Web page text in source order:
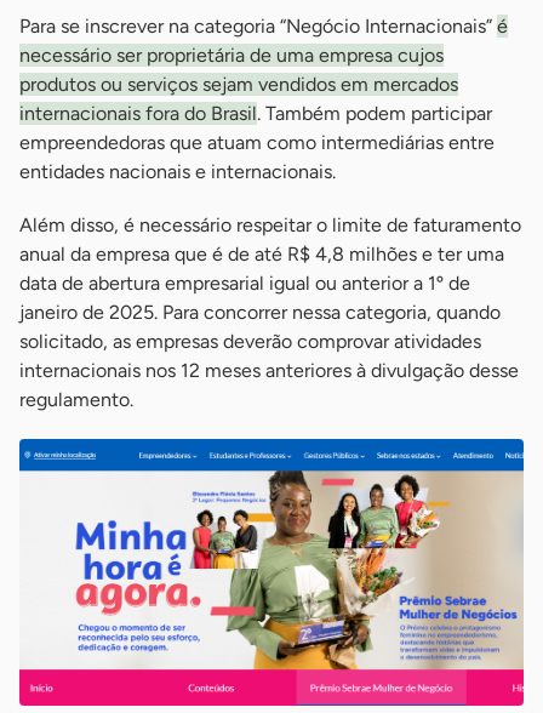
Para se inscrever na categoria “Negócio Internacionais” é
necessário ser proprietária de uma empresa cujos
produtos ou serviços sejam vendidos em mercados
internacionais fora do Brasil. Também podem participar
empreendedoras que atuam como intermediárias entre
entidades nacionais e internacionais.
Além disso, é necessário respeitar o limite de faturamento
anual da empresa que é de até R$ 4,8 milhões e ter uma
data de abertura empresarial igual ou anterior a 1º de
janeiro de 2025. Para concorrer nessa categoria, quando
solicitado, as empresas deverão comprovar atividades
internacionais nos 12 meses anteriores à divulgação desse
regulamento.